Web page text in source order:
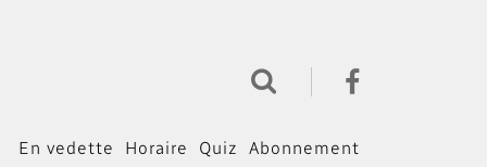
En vedette Horaire Quiz Abonnement